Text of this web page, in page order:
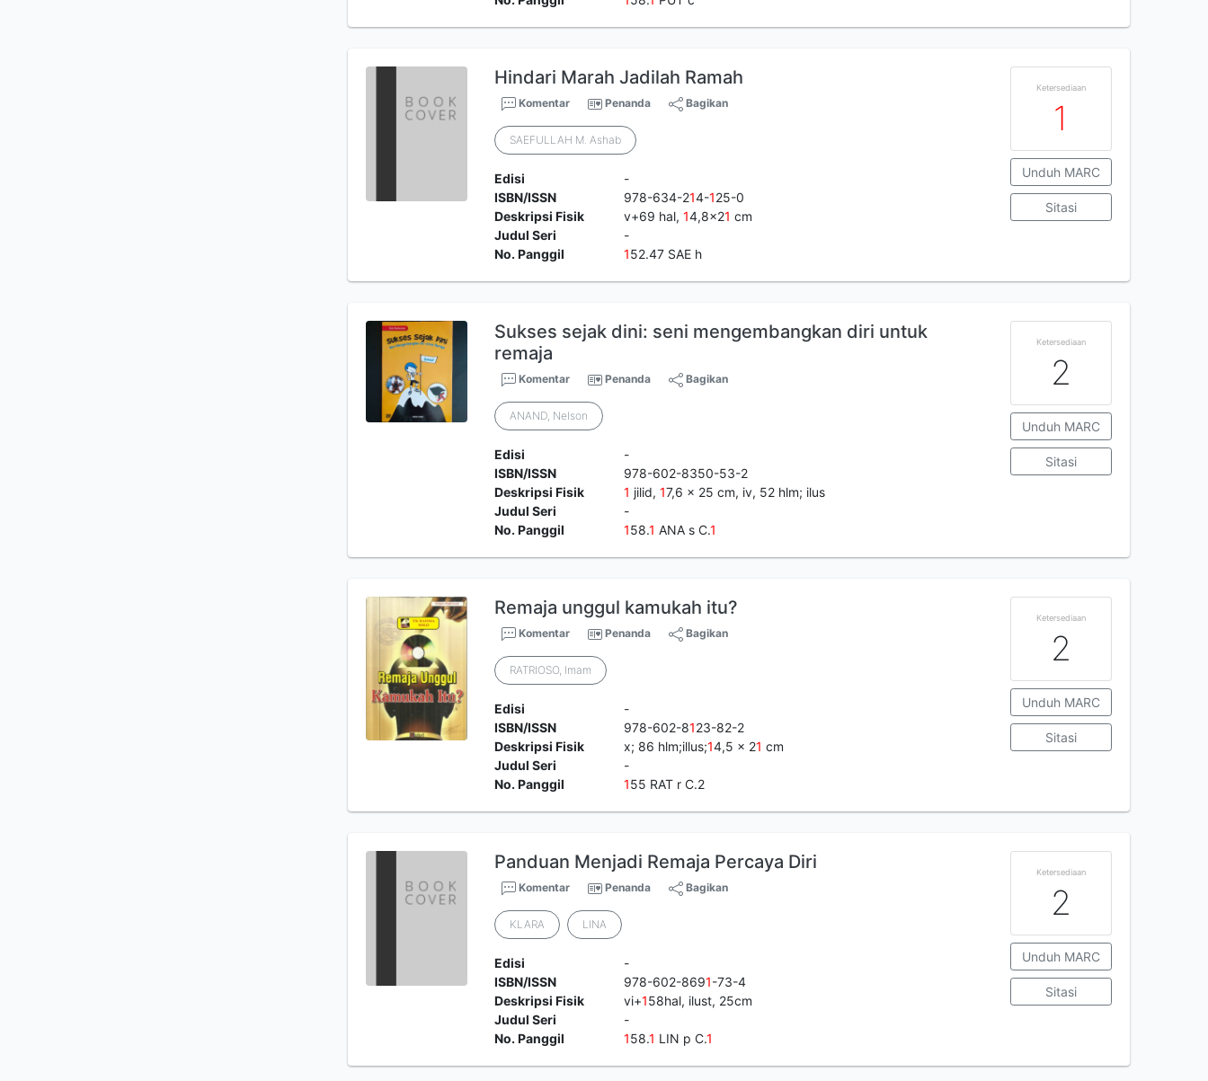
Hindari Marah Jadilah Ramah
Komentar Penanda Bagikan
SAEFULLAH M. Ashab
Edisi
-
ISBN/ISSN
978-634-214-125-0
Deskripsi Fisik
v+69 hal, 14,8x21 cm
Judul Seri
-
No. Panggil
152.47 SAE h
Ketersediaan
1
Unduh MARC
Sitasi
Sukses sejak dini: seni mengembangkan diri untuk
remaja
Komentar Penanda Bagikan
ANAND, Nelson
Edisi
-
ISBN/ISSN
978-602-8350-53-2
Deskripsi Fisik
1 jilid, 17,6 x 25 cm, iv, 52 hlm; ilus
Judul Seri
-
No. Panggil
158.1 ANA s C.1
Ketersediaan
2
Unduh MARC
Sitasi
Remaja unggul kamukah itu?
Komentar Penanda Bagikan
RATRIOSO, Imam
Edisi
-
ISBN/ISSN
978-602-8123-82-2
Deskripsi Fisik
x; 86 hlm;illus;14,5 x 21 cm
Judul Seri
-
No. Panggil
155 RAT r C.2
Ketersediaan
2
Unduh MARC
Sitasi
Panduan Menjadi Remaja Percaya Diri
Komentar Penanda Bagikan
KLARA LINA
Edisi
-
ISBN/ISSN
978-602-8691-73-4
Deskripsi Fisik
vi+158hal, ilust, 25cm
Judul Seri
-
No. Panggil
158.1 LIN p C.1
Ketersediaan
2
Unduh MARC
Sitasi